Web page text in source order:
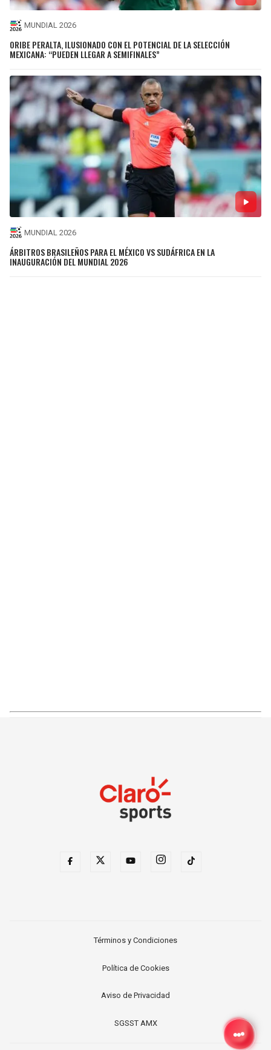
MUNDIAL 2026
ORIBE PERALTA, ILUSIONADO CON EL POTENCIAL DE LA SELECCIÓN
MEXICANA: “PUEDEN LLEGAR A SEMIFINALES”
MUNDIAL 2026
ÁRBITROS BRASILEÑOS PARA EL MÉXICO VS SUDÁFRICA EN LA
INAUGURACIÓN DEL MUNDIAL 2026
Términos y Condiciones
Política de Cookies
Aviso de Privacidad
SGSST AMX